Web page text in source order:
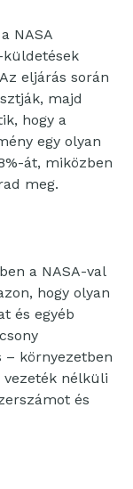
NASA
küldetések
eljárás során
majd
hogy a
egy olyan
át, miközben
meg.
a NASA-val
hogy olyan
és egyéb
– környezetben
nélküli
és